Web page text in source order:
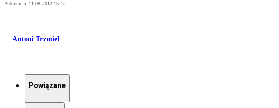
Publikacja: 11.08.2012 15:42
Antoni Trzmiel
Powiązane